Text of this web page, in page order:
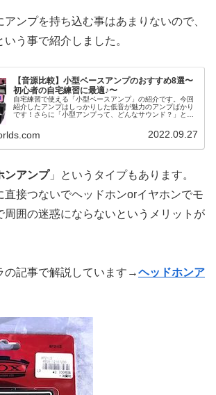
ンプを持ち込む事はあまりないので、
いう事で紹介しました。
【音源比較】小型ベースアンプのおすすめ8選〜
初心者の自宅練習に最適♪〜
自宅練習で使える「小型ベースアンプ」の紹介です。今回
紹介したアンプはしっかりした低音が魅力のアンプばかり
です！さらに「小型アンプって、どんなサウンド？」とい
てください♪自宅練習には小型ベースアンプを１台！
2022.09.27
ンアンプ」というタイプもあります。
直接つないでヘッドホンorイヤホンでモ
周囲の迷惑にならないというメリットが
の記事で解説しています→ヘッドホンア